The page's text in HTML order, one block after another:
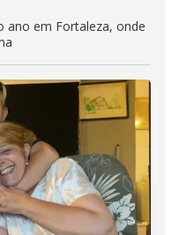
ano em Fortaleza, onde